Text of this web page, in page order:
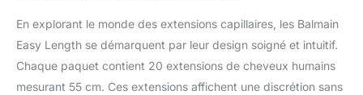
En explorant le monde des extensions capillaires, les Balmain
Easy Length se démarquent par leur design soigné et intuitif.
Chaque paquet contient 20 extensions de cheveux humains
mesurant 55 cm. Ces extensions affichent une discrétion sans